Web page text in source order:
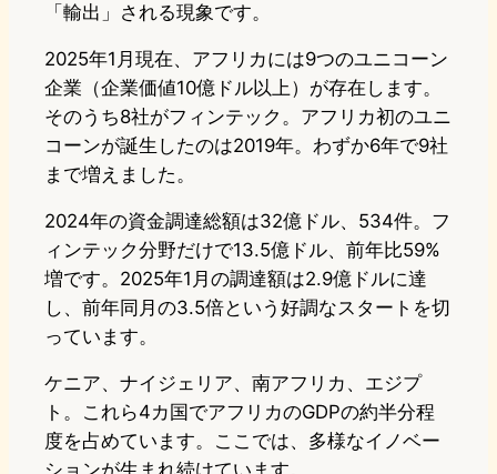
「輸出」される現象です。
2025年1月現在、アフリカには9つのユニコーン
企業（企業価値10億ドル以上）が存在します。
そのうち8社がフィンテック。アフリカ初のユニ
コーンが誕生したのは2019年。わずか6年で9社
まで増えました。
2024年の資金調達総額は32億ドル、534件。フ
ィンテック分野だけで13.5億ドル、前年比59%
増です。2025年1月の調達額は2.9億ドルに達
し、前年同月の3.5倍という好調なスタートを切
っています。
ケニア、ナイジェリア、南アフリカ、エジプ
ト。これら4カ国でアフリカのGDPの約半分程
度を占めています。ここでは、多様なイノベー